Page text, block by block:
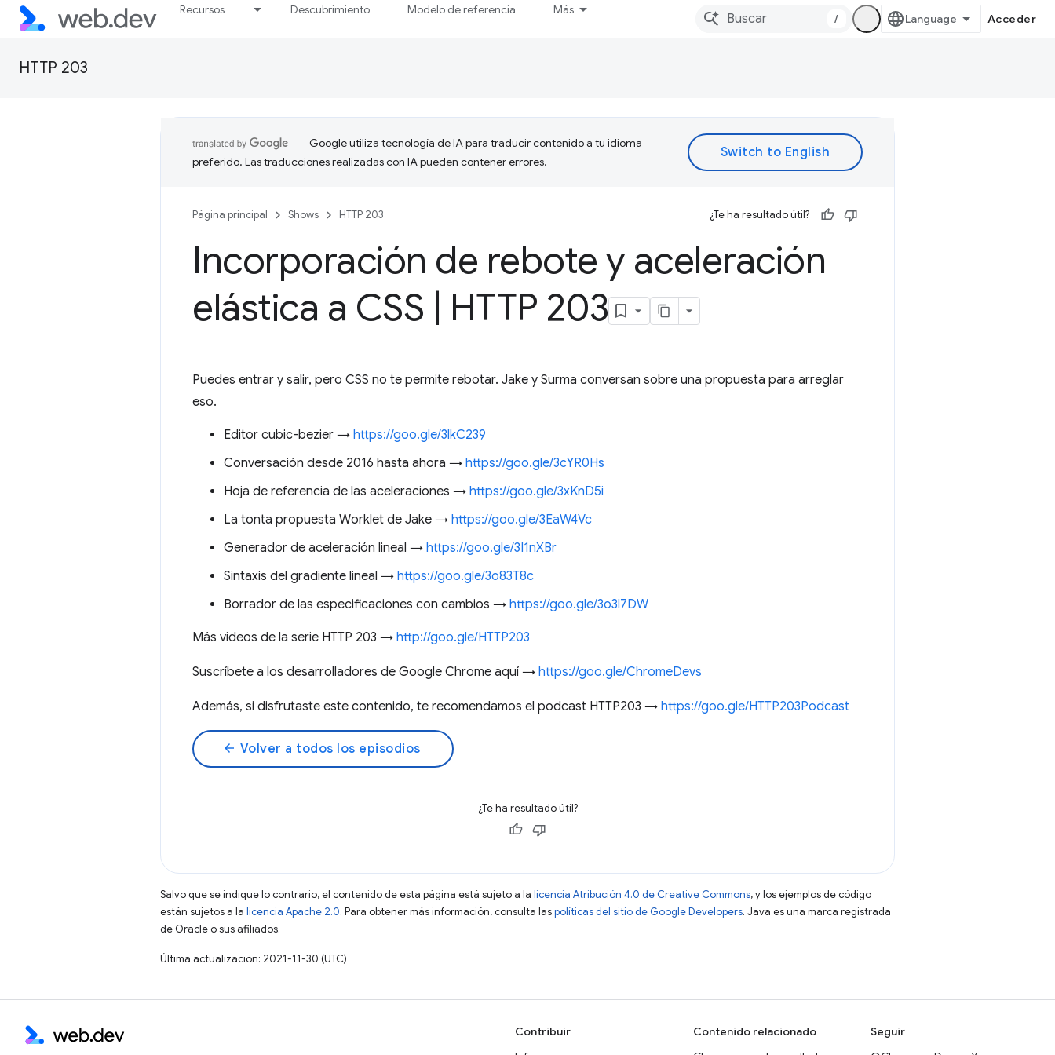
Recursos Descubrimiento Modelo de referencia Más
/ Acceder
HTTP 203
Google utiliza tecnología de IA para traducir contenido a tu idioma
preferido. Las traducciones realizadas con IA pueden contener errores.
Página principal Shows HTTP 203 ¿Te ha resultado útil?
Incorporación de rebote y aceleración
elástica a CSS
HTTP 203
Puedes entrar y salir, pero CSS no te permite rebotar. Jake y Surma conversan sobre una propuesta para arreglar
eso.
Editor cubic-bezier → https://goo.gle/3lkC239
Conversación desde 2016 hasta ahora → https://goo.gle/3cYR0Hs
Hoja de referencia de las aceleraciones → https://goo.gle/3xKnD5i
La tonta propuesta Worklet de Jake → https://goo.gle/3EaW4Vc
Generador de aceleración lineal → https://goo.gle/3I1nXBr
Sintaxis del gradiente lineal → https://goo.gle/3o83T8c
Borrador de las especificaciones con cambios → https://goo.gle/3o3l7DW
Más videos de la serie HTTP 203 → http://goo.gle/HTTP203
Suscríbete a los desarrolladores de Google Chrome aquí → https://goo.gle/ChromeDevs
Además, si disfrutaste este contenido, te recomendamos el podcast HTTP203 → https://goo.gle/HTTP203Podcast
arrow_back Volver a todos los episodios
¿Te ha resultado útil?
Salvo que se indique lo contrario, el contenido de esta página está sujeto a la licencia Atribución 4.0 de Creative Commons, y los ejemplos de código
están sujetos a la licencia Apache 2.0. Para obtener más información, consulta laspolíticas del sitio de Google Developers. Java es una marca registrada
de Oracle o sus afiliados.
Última actualización: 2021-11-30 (UTC)
Contribuir
Contenido relacionado
Seguir